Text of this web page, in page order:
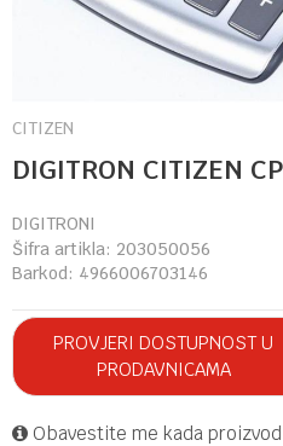
CITIZEN
DIGITRON CITIZEN
DIGITRONI
Šifra artikla: 203050056
Barkod: 4966006703146
PROVJERI DOSTUPNOST U
PRODAVNICAMA
Obavestite me kada